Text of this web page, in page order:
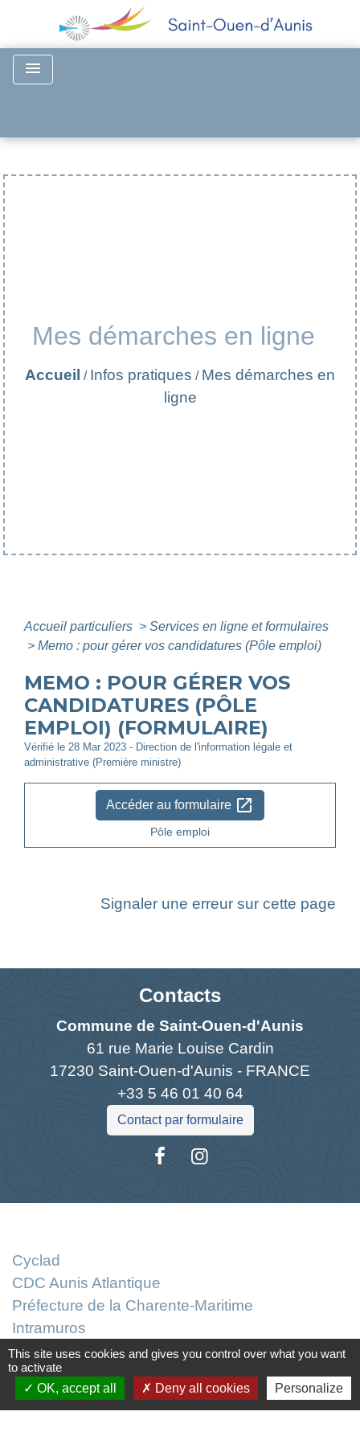
menu
Mes démarches en ligne
Accueil / Infos pratiques / Mes démarches en
ligne
Accueil particuliers > Services en ligne et formulaires
> Memo : pour gérer vos candidatures (Pôle emploi)
MEMO : POUR GÉRER VOS
CANDIDATURES (PÔLE
EMPLOI) (FORMULAIRE)
Vérifié le 28 Mar 2023 - Direction de l'information légale et
administrative (Première ministre)
Accéder au formulaire open_in_new
Pôle emploi
Signaler une erreur sur cette page
Contacts
Commune de Saint-Ouen-d'Aunis
61 rue Marie Louise Cardin
17230 Saint-Ouen-d'Aunis - FRANCE
+33 5 46 01 40 64
Contact par formulaire
Cyclad
CDC Aunis Atlantique
Préfecture de la Charente-Maritime
Intramuros
Emploi en Aunis Atlantique
Mentions légales - Politique de confidentialité -
This site uses cookies and gives you control over what you want
to activate
OK, accept all
Deny all cookies Personalize